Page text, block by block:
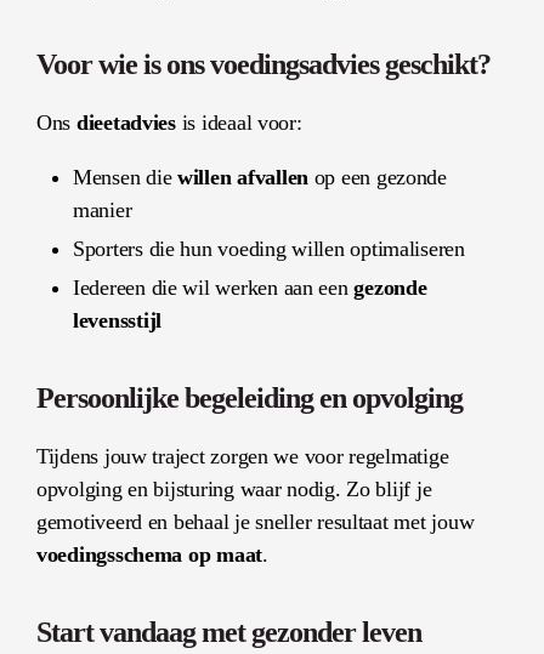
Voor wie is ons voedingsadvies geschikt?
Ons dieetadviesis ideaal voor:
Mensen diewillen afvallen op een gezonde
manier
Sporters die hun voeding willen optimaliseren
Iedereen die wil werken aan eengezonde
levensstijl
Persoonlijke begeleiding en opvolging
Tijdens jouw traject zorgen we voor regelmatige
opvolging en bijsturing waar nodig. Zo blijf je
gemotiveerd en behaal je sneller resultaat met jouw
voedingsschema op maat.
Start vandaag met gezonder leven